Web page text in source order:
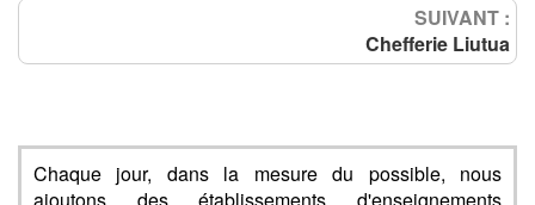
SUIVANT :
Chefferie Liutua
Chaque jour, dans la mesure du possible, nous